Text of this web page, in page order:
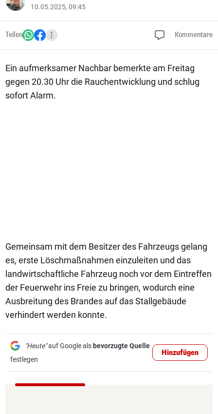
10.05.2025, 09:45
Teilen Kommentare
Ein aufmerksamer Nachbar bemerkte am Freitag
gegen 20.30 Uhr die Rauchentwicklung und schlug
sofort Alarm.
Gemeinsam mit dem Besitzer des Fahrzeugs gelang
es, erste Löschmaßnahmen einzuleiten und das
landwirtschaftliche Fahrzeug noch vor dem Eintreffen
der Feuerwehr ins Freie zu bringen, wodurch eine
Ausbreitung des Brandes auf das Stallgebäude
verhindert werden konnte.
"Heute"auf Google als bevorzugte Quelle
festlegen
Hinzufügen